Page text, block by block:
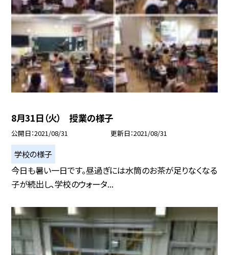
8月31日（火） 授業の様子
公開日 2021/08/31 更新日 2021/08/31
学校の様子
今日も暑い一日です。昼過ぎには水筒のお茶が足りなくなる
子が続出し、学校のウォータ...